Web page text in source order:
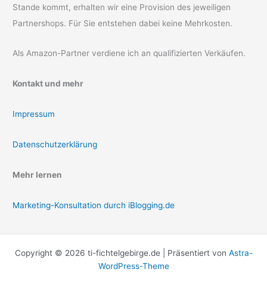
Stande kommt, erhalten wir eine Provision des jeweiligen
Partnershops. Für Sie entstehen dabei keine Mehrkosten.
Als Amazon-Partner verdiene ich an qualifizierten Verkäufen.
Kontakt und mehr
Impressum
Datenschutzerklärung
Mehr lernen
Marketing-Konsultation durch iBlogging.de
Copyright © 2026 ti-fichtelgebirge.de | Präsentiert von Astra-
WordPress-Theme